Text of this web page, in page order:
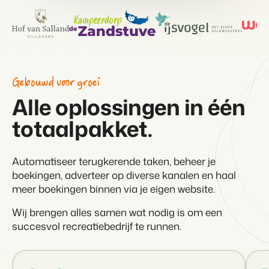
Genereer leads voor jouw verkoopobjecten.
BEX Linguist
Marketing
Online Marketing
De krachtige combinatie van branding en performance marketing
Recreatief Vastgoedmarketing
Jouw project uitverkocht in een mum van tijd.
Premium BI Tool.
Dankzij Booking Experts
kunnen we ons volledig
focussen op gastvrijheid!
Gijs Meerdink
Samen transformeren wij de recreatiebranche.
Onboarding
Events
Van thema trainingen tot kennisevents.
Trust Center
Vertrouwen bij Booking Experts
Over ons
Customer Success Team
Krijg antwoord op jouw vragen
Vind jouw nieuwe droombaan
Gebouwd voor groei
Alle oplossingen in één
totaalpakket.
Automatiseer terugkerende taken, beheer je
boekingen, adverteer op diverse kanalen en haal
meer boekingen binnen via je eigen website.
Wij brengen alles samen wat nodig is om een
succesvol recreatiebedrijf te runnen.